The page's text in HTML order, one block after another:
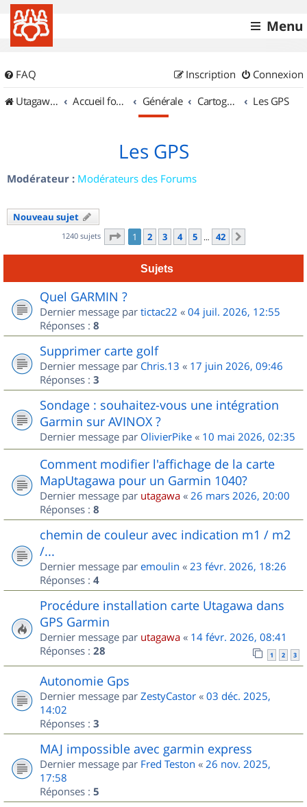
Menu
FAQ Connexion
Inscription
UtagawaVTT (Randos VTT et VTTAE avec traces GPS)
Accueil forum Générale Cartographie et GPS Les GPS
Les GPS
Modérateur : Modérateurs des Forums
Nouveau sujet
1240 sujets Page 1sur
1 2 3 4 5 … 42
Sujets
Quel GARMIN ?
Dernier message par tictac22 « 04 juil. 2026, 12:55
Réponses : 8
Supprimer carte golf
Dernier message par Chris.13 « 17 juin 2026, 09:46
Réponses : 3
Sondage : souhaitez-vous une intégration
Garmin sur AVINOX ?
Dernier message par OlivierPike « 10 mai 2026, 02:35
Comment modifier l'affichage de la carte
MapUtagawa pour un Garmin 1040?
Dernier message par utagawa « 26 mars 2026, 20:00
Réponses : 8
chemin de couleur avec indication m1 / m2
/...
Dernier message par emoulin « 23 févr. 2026, 18:26
Réponses : 4
Procédure installation carte Utagawa dans
GPS Garmin
Dernier message par utagawa « 14 févr. 2026, 08:41
Réponses : 28 1 2 3
Autonomie Gps
Dernier message par ZestyCastor « 03 déc. 2025,
14:02
Réponses : 3
MAJ impossible avec garmin express
Dernier message par Fred Teston « 26 nov. 2025,
17:58
Réponses : 5